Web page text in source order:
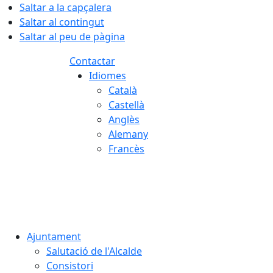
Saltar a la capçalera
Saltar al contingut
Saltar al peu de pàgina
Contactar
Idiomes
Català
Castellà
Anglès
Alemany
Francès
Ajuntament
Salutació de l'Alcalde
Consistori